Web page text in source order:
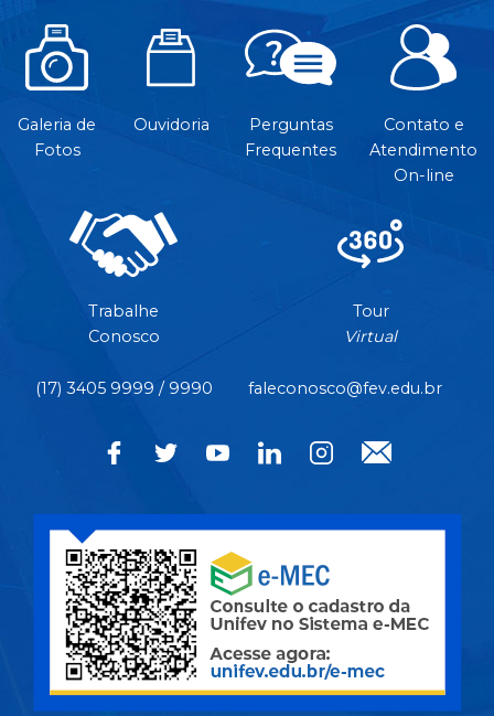
Galeria de
Fotos
Ouvidoria
Perguntas
Frequentes
Contato e
Atendimento
On-line
Trabalhe
Conosco
Tour
Virtual
(17) 3405 9999 / 9990 faleconosco@fev.edu.br